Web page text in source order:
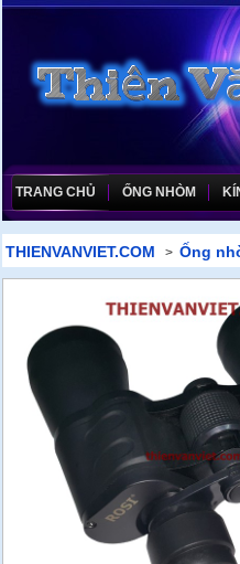
TRANG CHỦ ỐNG NHÒM
THIENVANVIET.COM > Ống